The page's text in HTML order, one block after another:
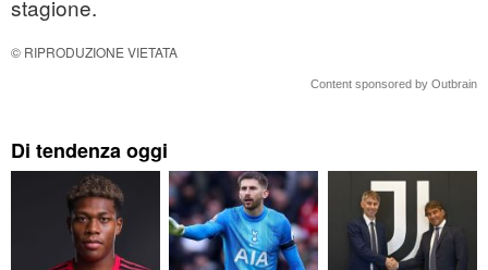
stagione.
© RIPRODUZIONE VIETATA
Content sponsored by Outbrain
Di tendenza oggi